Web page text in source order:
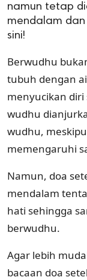
namun tetap
mendalam
sini!
Berwudhu
tubuh dengan
menyucikan diri
wudhu
wudhu,
memengaruhi
Namun, doa
mendalam
hati sehingga
berwudhu.
Agar lebih
bacaan doa